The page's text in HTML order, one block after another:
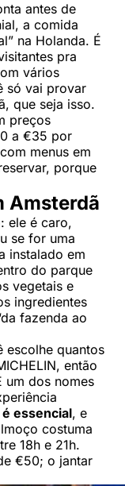
antes de
a comida
na Holanda. É
pra
vários
só vai provar
que seja isso.
preços
a €35 por
menus em
porque
Amsterdã
ele é caro,
se for uma
instalado em
do parque
vegetais e
ingredientes
fazenda ao
escolhe quantos
então
um dos nomes
essencial, e
costuma
18h e 21h.
€50; o jantar